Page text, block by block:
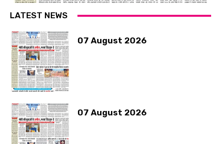
LATEST NEWS
07 August 2026
07 August 2026